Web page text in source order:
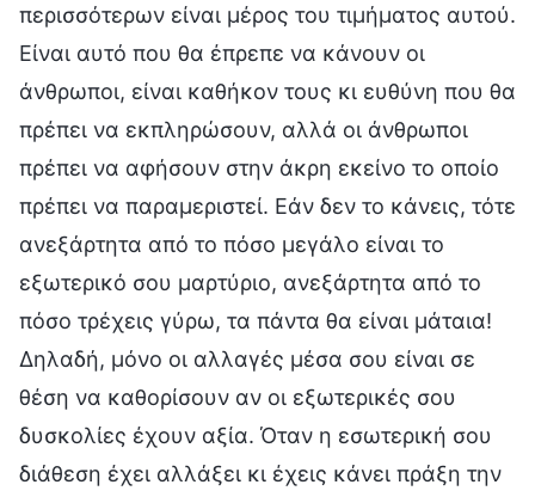
περισσότερων είναι μέρος του τιμήματος αυτού.
Είναι αυτό που θα έπρεπε να κάνουν οι
άνθρωποι, είναι καθήκον τους κι ευθύνη που θα
πρέπει να εκπληρώσουν, αλλά οι άνθρωποι
πρέπει να αφήσουν στην άκρη εκείνο το οποίο
πρέπει να παραμεριστεί. Εάν δεν το κάνεις, τότε
ανεξάρτητα από το πόσο μεγάλο είναι το
εξωτερικό σου μαρτύριο, ανεξάρτητα από το
πόσο τρέχεις γύρω, τα πάντα θα είναι μάταια!
Δηλαδή, μόνο οι αλλαγές μέσα σου είναι σε
θέση να καθορίσουν αν οι εξωτερικές σου
δυσκολίες έχουν αξία. Όταν η εσωτερική σου
διάθεση έχει αλλάξει κι έχεις κάνει πράξη την